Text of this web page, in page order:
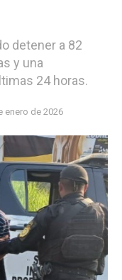
detener a 82
y una
24 horas.
enero de 2026